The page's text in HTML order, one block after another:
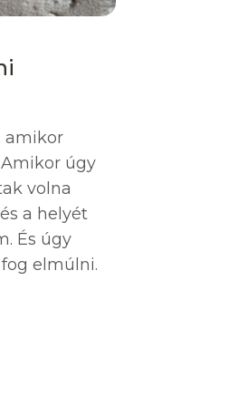
amikor
úgy
volna
a helyét
És úgy
elmúlni.